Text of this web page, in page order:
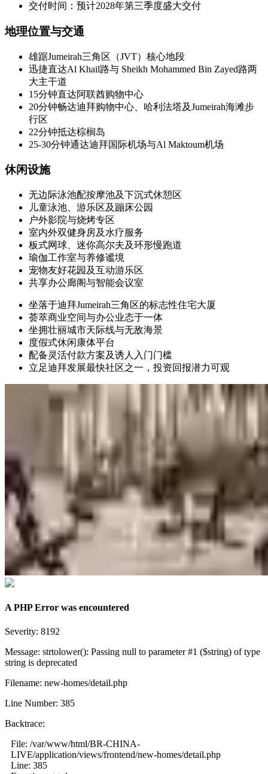
交付时间：预计2028年第三季度盛大交付
地理位置与交通
雄踞Jumeirah三角区（JVT）核心地段
迅捷直达Al Khail路与 Sheikh Mohammed Bin Zayed路两
大主干道
15分钟直达阿联酋购物中心
20分钟畅达迪拜购物中心、哈利法塔及Jumeirah海滩步
行区
22分钟抵达棕榈岛
25-30分钟通达迪拜国际机场与Al Maktoum机场
休闲设施
无边际泳池配按摩池及下沉式休憩区
儿童泳池、游乐区及蹦床公园
户外影院与烧烤专区
室内外双健身房及水疗服务
板式网球、迷你高尔夫及环形慢跑道
瑜伽工作室与养修谧境
宠物友好花园及互动游乐区
共享办公廊阁与智能会议室
坐落于迪拜Jumeirah三角区的标志性住宅大厦
荟萃商业空间与办公业态于一体
坐拥壮丽城市天际线与无敌海景
度假式休闲康体平台
配备灵活付款方案及诱人入门门槛
立足迪拜发展最快社区之一，投资回报潜力可观
A PHP Error was encountered
Severity: 8192
Message: strtolower(): Passing null to parameter #1 ($string) of type
string is deprecated
Filename: new-homes/detail.php
Line Number: 385
Backtrace:
File: /var/www/html/BR-CHINA-
LIVE/application/views/frontend/new-homes/detail.php
Line: 385